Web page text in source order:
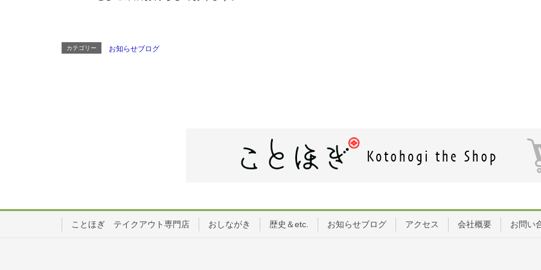
カテゴリー お知らせブログ
ことほぎ テイクアウト専門店 おしながき 歴史＆etc. お知らせブログ アクセス 会社概要 お問い